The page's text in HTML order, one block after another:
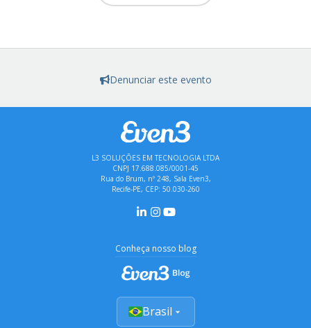
Denunciar este evento
L3 SOLUÇÕES EM TECNOLOGIA LTDA
CNPJ 17.688.085/0001-45
Rua do Brum, nº 248, Sala Even3,
Recife-PE, CEP: 50.030-260
Conheça nosso blog
Brasil